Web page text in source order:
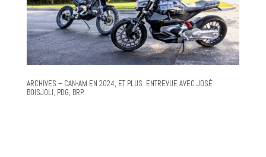
ARCHIVES – CAN-AM EN 2024, ET PLUS. ENTREVUE AVEC JOSÉ
BOISJOLI, PDG, BRP.